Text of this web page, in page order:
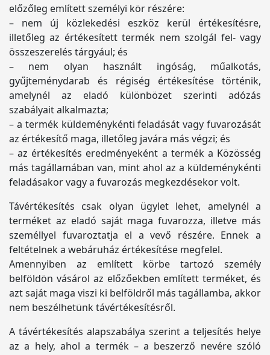
előzőleg említett személyi kör részére:
– nem új közlekedési eszköz kerül értékesítésre,
illetőleg az értékesített termék nem szolgál fel- vagy
összeszerelés tárgyául; és
– nem olyan használt ingóság, műalkotás,
gyűjteménydarab és régiség értékesítése történik,
amelynél az eladó különbözet szerinti adózás
szabályait alkalmazta;
– a termék küldeménykénti feladását vagy fuvarozását
az értékesítő maga, illetőleg javára más végzi; és
– az értékesítés eredményeként a termék a Közösség
más tagállamában van, mint ahol az a küldeménykénti
feladásakor vagy a fuvarozás megkezdésekor volt.
Távértékesítés csak olyan ügylet lehet, amelynél a
terméket az eladó saját maga fuvarozza, illetve más
személlyel fuvaroztatja el a vevő részére. Ennek a
feltételnek a webáruház értékesítése megfelel.
Amennyiben az említett körbe tartozó személy
belföldön vásárol az előzőekben említett terméket, és
azt saját maga viszi ki belföldről más tagállamba, akkor
nem beszélhetünk távértékesítésről.
A távértékesítés alapszabálya szerint a teljesítés helye
az a hely, ahol a termék – a beszerző nevére szóló